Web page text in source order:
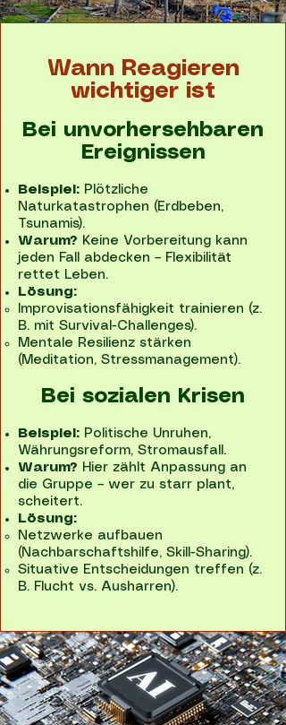
Wann Reagieren
wichtiger ist
Bei unvorhersehbaren
Ereignissen
Beispiel: Plötzliche
Naturkatastrophen (Erdbeben,
Tsunamis).
Warum? Keine Vorbereitung kann
jeden Fall abdecken – Flexibilität
rettet Leben.
Lösung:
Improvisationsfähigkeit trainieren (z.
B. mit Survival-Challenges).
Mentale Resilienz stärken
(Meditation, Stressmanagement).
Bei sozialen Krisen
Beispiel: Politische Unruhen,
Währungsreform, Stromausfall.
Warum? Hier zählt Anpassung an
die Gruppe – wer zu starr plant,
scheitert.
Lösung:
Netzwerke aufbauen
(Nachbarschaftshilfe, Skill-Sharing).
Situative Entscheidungen treffen (z.
B. Flucht vs. Ausharren).